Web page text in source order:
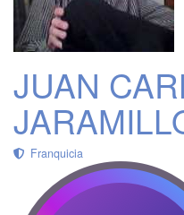
JUAN
Franquicia